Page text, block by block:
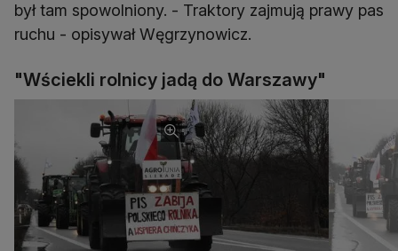
był tam spowolniony. - Traktory zajmują prawy pas
ruchu - opisywał Węgrzynowicz.
"Wściekli rolnicy jadą do Warszawy"